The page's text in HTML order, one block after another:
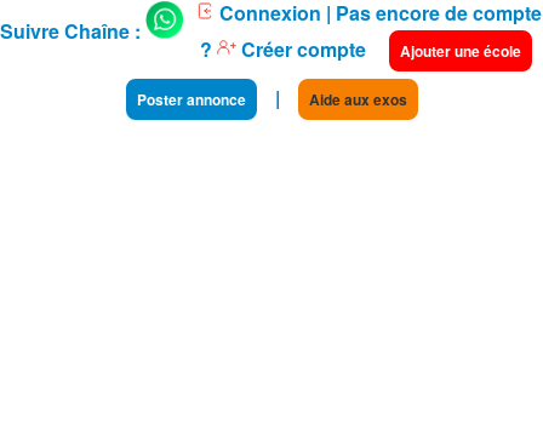
Suivre Chaîne :
Connexion | Pas encore de compte
?
Créer compte Ajouter une école
Poster annonce | Aide aux exos